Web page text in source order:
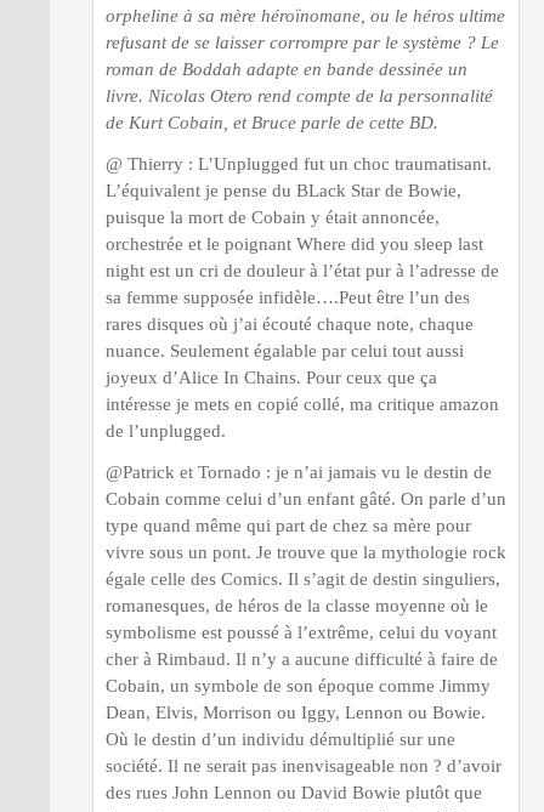
orpheline à sa mère héroïnomane, ou le héros ultime
refusant de se laisser corrompre par le système ? Le
roman de Boddah adapte en bande dessinée un
livre. Nicolas Otero rend compte de la personnalité
de Kurt Cobain, et Bruce parle de cette BD.
@ Thierry : L’Unplugged fut un choc traumatisant.
L’équivalent je pense du BLack Star de Bowie,
puisque la mort de Cobain y était annoncée,
orchestrée et le poignant Where did you sleep last
night est un cri de douleur à l’état pur à l’adresse de
sa femme supposée infidèle….Peut être l’un des
rares disques où j’ai écouté chaque note, chaque
nuance. Seulement égalable par celui tout aussi
joyeux d’Alice In Chains. Pour ceux que ça
intéresse je mets en copié collé, ma critique amazon
de l’unplugged.
@Patrick et Tornado : je n’ai jamais vu le destin de
Cobain comme celui d’un enfant gâté. On parle d’un
type quand même qui part de chez sa mère pour
vivre sous un pont. Je trouve que la mythologie rock
égale celle des Comics. Il s’agit de destin singuliers,
romanesques, de héros de la classe moyenne où le
symbolisme est poussé à l’extrême, celui du voyant
cher à Rimbaud. Il n’y a aucune difficulté à faire de
Cobain, un symbole de son époque comme Jimmy
Dean, Elvis, Morrison ou Iggy, Lennon ou Bowie.
Où le destin d’un individu démultiplié sur une
société. Il ne serait pas inenvisageable non ? d’avoir
des rues John Lennon ou David Bowie plutôt que